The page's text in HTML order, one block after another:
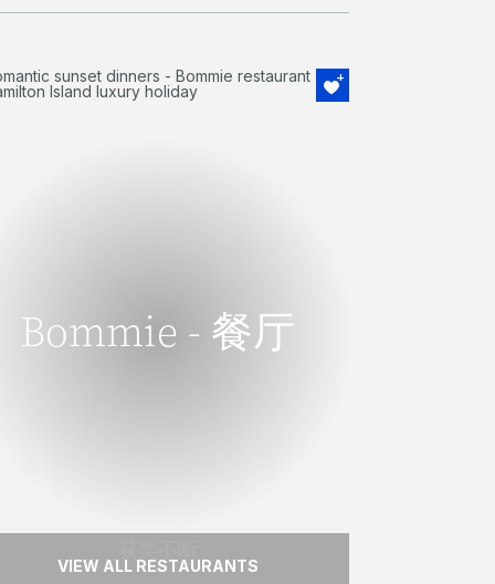
Bommie - 餐厅
新鲜的时令菜单，倚着水岸，Bommie是汉
VIEW ALL RESTAURANTS